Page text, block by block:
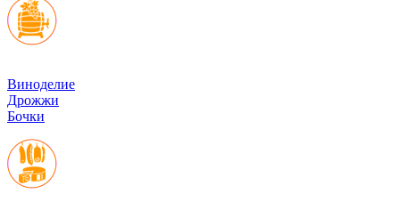
Виноделие
Дрожжи
Бочки